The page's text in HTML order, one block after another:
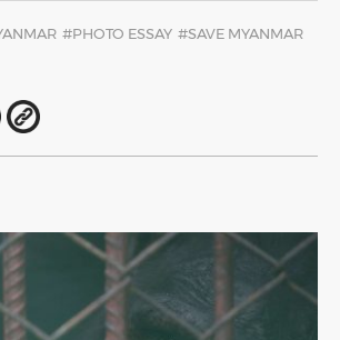
#PHOTO ESSAY #SAVE MYANMAR